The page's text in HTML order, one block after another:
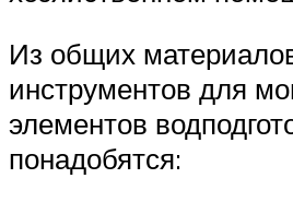
Из общих
инструментов для
элементов
понадобятся: